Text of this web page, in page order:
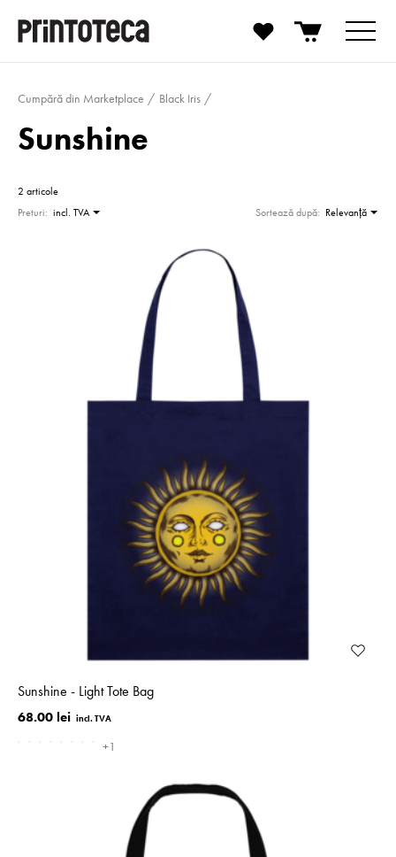
Cumpără din Marketplace Black Iris
Sunshine
2 articole
Preturi: incl. TVA Sortează după: Relevanţă
Sunshine - Light Tote Bag
68.00 lei
+1